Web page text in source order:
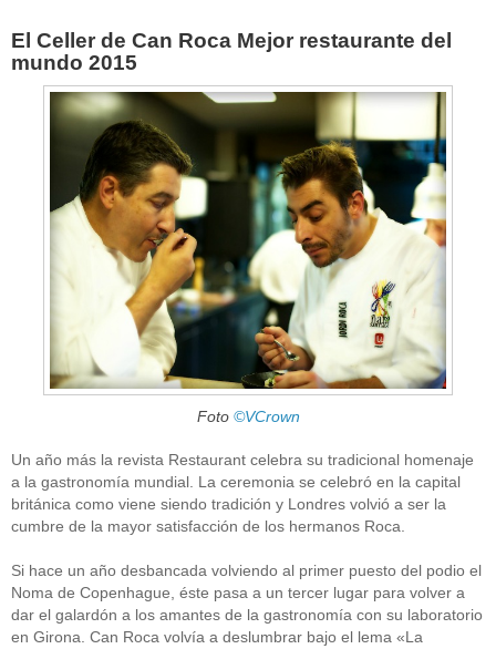
El Celler de Can Roca Mejor restaurante del
mundo 2015
Foto ©VCrown
Un año más la revista Restaurant celebra su tradicional homenaje
a la gastronomía mundial. La ceremonia se celebró en la capital
británica como viene siendo tradición y Londres volvió a ser la
cumbre de la mayor satisfacción de los hermanos Roca.
Si hace un año desbancada volviendo al primer puesto del podio el
Noma de Copenhague, éste pasa a un tercer lugar para volver a
dar el galardón a los amantes de la gastronomía con su laboratorio
en Girona. Can Roca volvía a deslumbrar bajo el lema «La